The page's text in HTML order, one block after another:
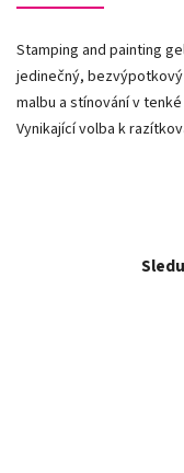
Stamping and painting
jedinečný, bezvýpotkový
malbu a stínování v
Vynikající volba k